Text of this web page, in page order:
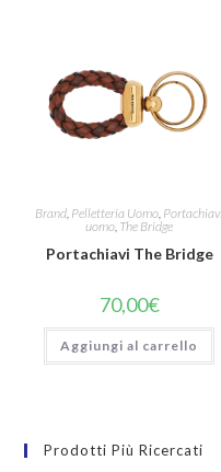
Brand Pelletteria Uomo
uomo The Bridge
Portachiavi The Bridge
70,00€
Aggiungi al carrello
Prodotti Più Ricercati